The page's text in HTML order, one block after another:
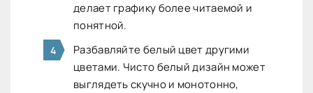
делает графику более читаемой и
понятной.
Разбавляйте белый цвет другими
цветами. Чисто белый дизайн может
выглядеть скучно и монотонно,